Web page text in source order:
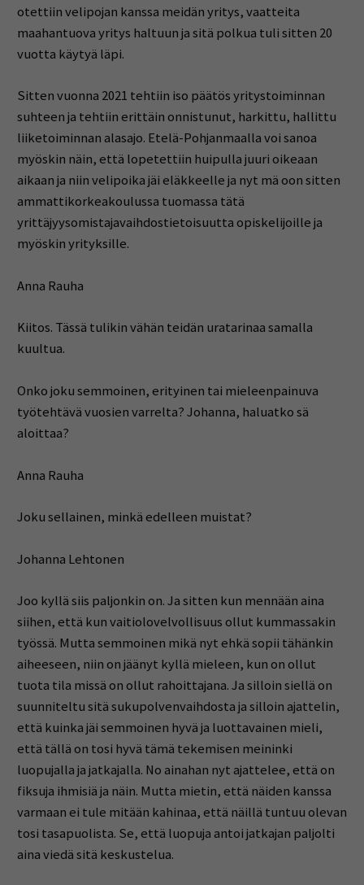
otettiin velipojan kanssa meidän yritys, vaatteita
maahantuova yritys haltuun ja sitä polkua tuli sitten 20
vuotta käytyä läpi.
Sitten vuonna 2021 tehtiin iso päätös yritystoiminnan
suhteen ja tehtiin erittäin onnistunut, harkittu, hallittu
liiketoiminnan alasajo. Etelä-Pohjanmaalla voi sanoa
myöskin näin, että lopetettiin huipulla juuri oikeaan
aikaan ja niin velipoika jäi eläkkeelle ja nyt mä oon sitten
ammattikorkeakoulussa tuomassa tätä
yrittäjyysomistajavaihdostietoisuutta opiskelijoille ja
myöskin yrityksille.
Anna Rauha
Kiitos. Tässä tulikin vähän teidän uratarinaa samalla
kuultua.
Onko joku semmoinen, erityinen tai mieleenpainuva
työtehtävä vuosien varrelta? Johanna, haluatko sä
aloittaa?
Anna Rauha
Joku sellainen, minkä edelleen muistat?
Johanna Lehtonen
Joo kyllä siis paljonkin on. Ja sitten kun mennään aina
siihen, että kun vaitiolovelvollisuus ollut kummassakin
työssä. Mutta semmoinen mikä nyt ehkä sopii tähänkin
aiheeseen, niin on jäänyt kyllä mieleen, kun on ollut
tuota tila missä on ollut rahoittajana. Ja silloin siellä on
suunniteltu sitä sukupolvenvaihdosta ja silloin ajattelin,
että kuinka jäi semmoinen hyvä ja luottavainen mieli,
että tällä on tosi hyvä tämä tekemisen meininki
luopujalla ja jatkajalla. No ainahan nyt ajattelee, että on
fiksuja ihmisiä ja näin. Mutta mietin, että näiden kanssa
varmaan ei tule mitään kahinaa, että näillä tuntuu olevan
tosi tasapuolista. Se, että luopuja antoi jatkajan paljolti
aina viedä sitä keskustelua.